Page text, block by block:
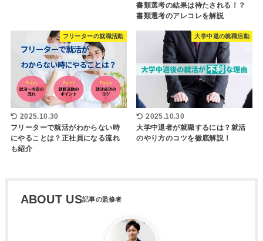
書類選考の結果は待たされる！？
書類選考のアレコレを解説
フリーターの就職活動
2025.10.30
フリーターで就活がわからない時
にやることは？正社員になる流れ
も紹介
大学中退の就職活動
2025.10.30
大学中退者が就職するには？就活
のやり方のコツを徹底解説！
ABOUT US